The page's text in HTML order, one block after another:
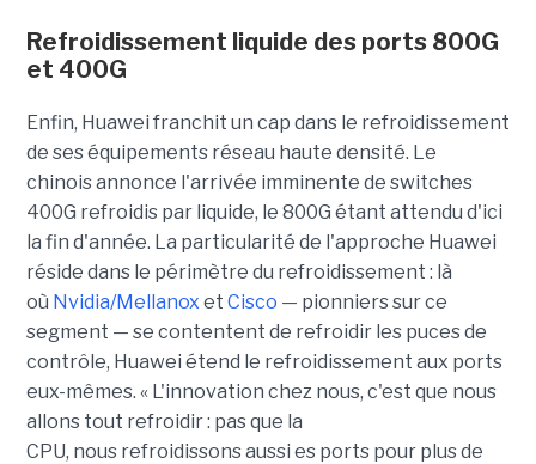
Refroidissement liquide des ports 800G
et 400G
Enfin, Huawei franchit un cap dans le refroidissement
de ses équipements réseau haute densité. Le
chinois annonce l'arrivée imminente de switches
400G refroidis par liquide, le 800G étant attendu d'ici
la fin d'année. La particularité de l'approche Huawei
réside dans le périmètre du refroidissement : là
où Nvidia/Mellanox et Cisco — pionniers sur ce
segment — se contentent de refroidir les puces de
contrôle, Huawei étend le refroidissement aux ports
eux-mêmes. « L'innovation chez nous, c'est que nous
allons tout refroidir : pas que la
CPU, nous refroidissons aussi es ports pour plus de